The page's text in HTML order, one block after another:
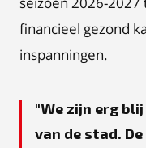
financieel gezond
inspanningen.
We zijn erg
van de stad.